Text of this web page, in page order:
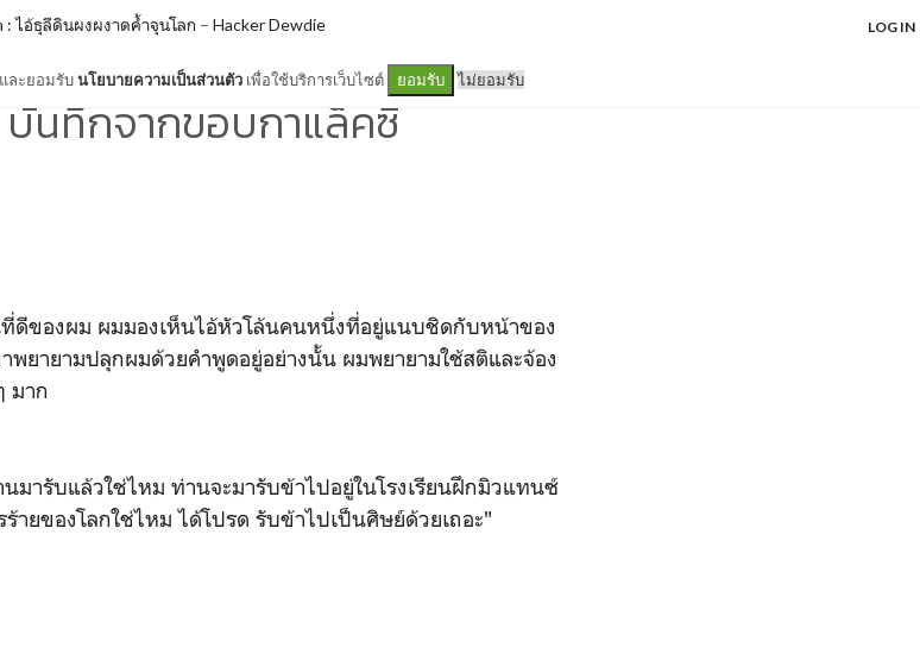
LOG IN
ละยอมรับนโยบายความเป็นส่วนตัว เพื่อใช้บริการเว็บไซต์ ยอมรับ ไม่ยอมรับ
: ไอ้ธุลีดินผงผงาดค้ำจุนโลก – Hacker Dewdie
นทึกจากขอบกาแล็คซี่
งผม ผมมองเห็นไอ้หัวโล้นคนหนึ่งที่อยู่แนบชิดกับหน้าของ
พยายามปลุกผมด้วยคำพูดอยู่อย่างนั้น ผมพยายามใช้สติและจ้อง
มาก
รับแล้วใช่ไหม ท่านจะมารับข้าไปอยู่ในโรงเรียนฝึกมิวแทนซ์
ายของโลกใช่ไหม ได้โปรด รับข้าไปเป็นศิษย์ด้วยเถอะ"